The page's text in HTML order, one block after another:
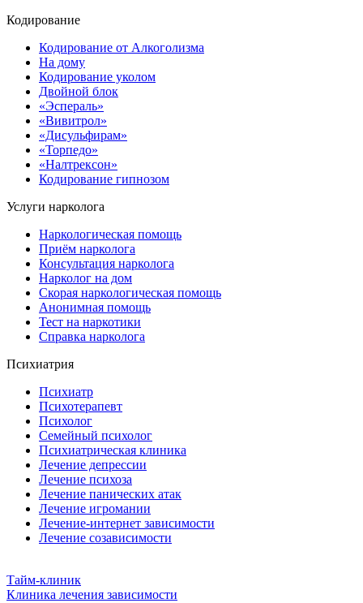
Кодирование
Кодирование от Алкоголизма
На дому
Кодирование уколом
Двойной блок
«Эспераль»
«Вивитрол»
«Дисульфирам»
«Торпедо»
«Налтрексон»
Кодирование гипнозом
Услуги нарколога
Наркологическая помощь
Приём нарколога
Консультация нарколога
Нарколог на дом
Скорая наркологическая помощь
Анонимная помощь
Тест на наркотики
Справка нарколога
Психиатрия
Психиатр
Психотерапевт
Психолог
Семейный психолог
Психиатрическая клиника
Лечение депрессии
Лечение психоза
Лечение панических атак
Лечение игромании
Лечение-интернет зависимости
Лечение созависимости
Тайм-клиник
Клиника лечения зависимости